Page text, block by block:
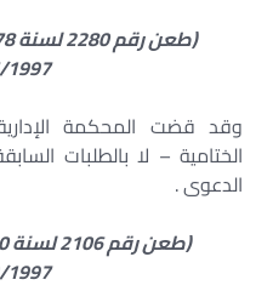
وقد قضت المحكمة الإدارية
الختامية – لا بالطلبات
الدعوى .